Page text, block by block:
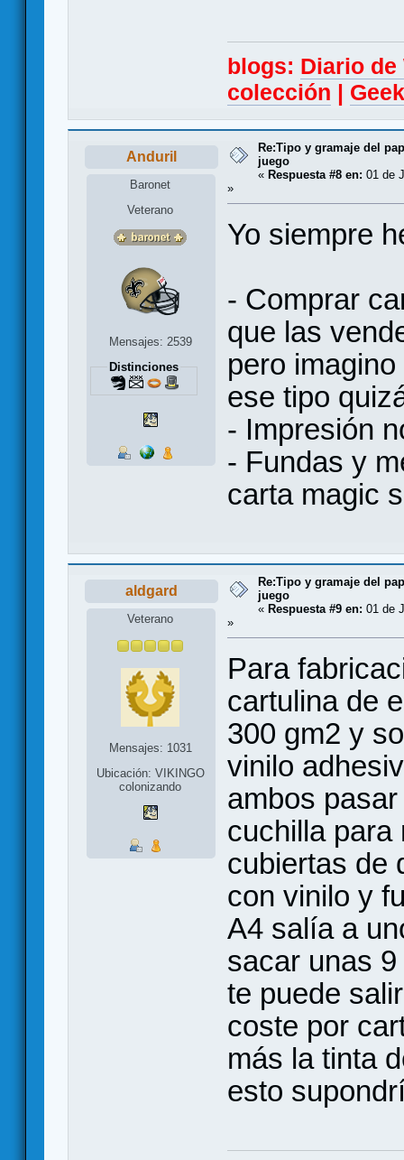
blogs: Diario
colección |
Anduril
Baronet
Veterano
Mensajes: 2539
Distinciones
Re:Tipo y gramaje del
juego
« Respuesta #8 en: 01 de
»
Yo siempre
- Comprar
que las
pero
ese tipo
- Impresión
- Fundas y
carta magic
aldgard
Veterano
Mensajes: 1031
Ubicación: VIKINGO
colonizando
Re:Tipo y gramaje del
juego
« Respuesta #9 en: 01 de
»
Para
cartulina de
300 gm2 y
vinilo
ambos
cuchilla para
cubiertas de
con vinilo y
A4 salía a
sacar unas
te puede
coste por
más la tinta
esto